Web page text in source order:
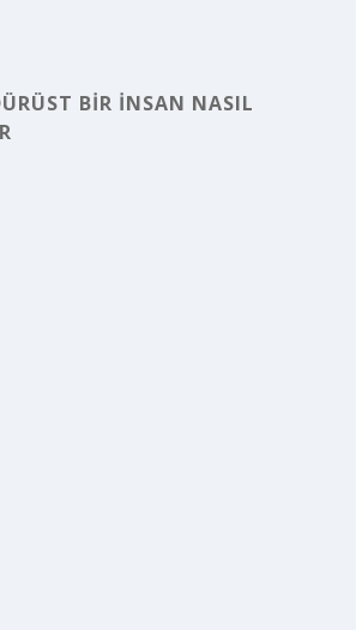
BIR INSAN NASIL